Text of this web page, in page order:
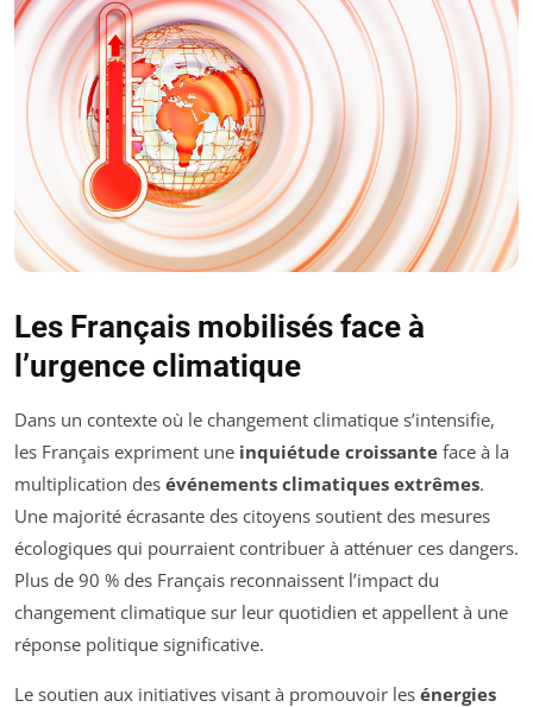
Les Français mobilisés face à
l’urgence climatique
Dans un contexte où le changement climatique s’intensifie,
les Français expriment une inquiétude croissante face à la
multiplication des événements climatiques extrêmes.
Une majorité écrasante des citoyens soutient des mesures
écologiques qui pourraient contribuer à atténuer ces dangers.
Plus de 90 % des Français reconnaissent l’impact du
changement climatique sur leur quotidien et appellent à une
réponse politique significative.
Le soutien aux initiatives visant à promouvoir les énergies